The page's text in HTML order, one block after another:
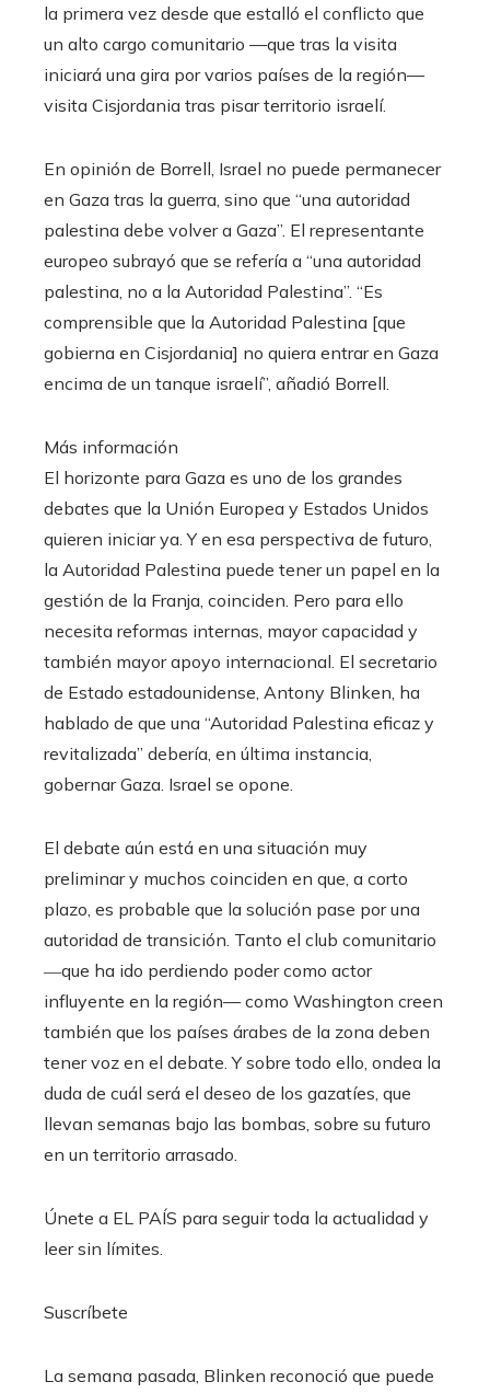
la primera vez desde que estalló el conflicto que
un alto cargo comunitario —que tras la visita
iniciará una gira por varios países de la región—
visita Cisjordania tras pisar territorio israelí.
En opinión de Borrell, Israel no puede permanecer
en Gaza tras la guerra, sino que “una autoridad
palestina debe volver a Gaza”. El representante
europeo subrayó que se refería a “una autoridad
palestina, no a la Autoridad Palestina”. “Es
comprensible que la Autoridad Palestina [que
gobierna en Cisjordania] no quiera entrar en Gaza
encima de un tanque israelí”, añadió Borrell.
Más información
El horizonte para Gaza es uno de los grandes
debates que la Unión Europea y Estados Unidos
quieren iniciar ya. Y en esa perspectiva de futuro,
la Autoridad Palestina puede tener un papel en la
gestión de la Franja, coinciden. Pero para ello
necesita reformas internas, mayor capacidad y
también mayor apoyo internacional. El secretario
de Estado estadounidense, Antony Blinken, ha
hablado de que una “Autoridad Palestina eficaz y
revitalizada” debería, en última instancia,
gobernar Gaza. Israel se opone.
El debate aún está en una situación muy
preliminar y muchos coinciden en que, a corto
plazo, es probable que la solución pase por una
autoridad de transición. Tanto el club comunitario
―que ha ido perdiendo poder como actor
influyente en la región— como Washington creen
también que los países árabes de la zona deben
tener voz en el debate. Y sobre todo ello, ondea la
duda de cuál será el deseo de los gazatíes, que
llevan semanas bajo las bombas, sobre su futuro
en un territorio arrasado.
Únete a EL PAÍS para seguir toda la actualidad y
leer sin límites.
Suscríbete
La semana pasada, Blinken reconoció que puede